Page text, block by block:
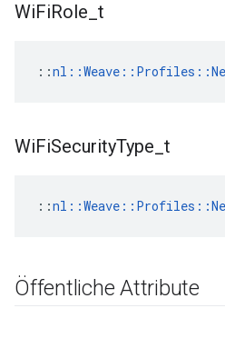
WiFiRole t
::
WiFiSecurityType t
::
Öffentliche Attribute